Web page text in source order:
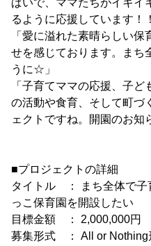
ぱいで、ママたちがイキイ
るように応援しています！
「愛に溢れた素晴らしい
せを感じております。まち
うに☆」
「子育てママの応援、子
の活動や食育、そして町づ
ェクトですね。開園のお知
■プロジェクトの詳細
タイトル ： まち全体で子
っこ保育園を開設したい
目標金額 ： 2,000,000円
募集形式 ： All or Nothing